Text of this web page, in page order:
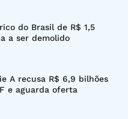
do Brasil de R$ 1,5
a ser demolido
A recusa R$ 6,9 bilhões
e aguarda oferta